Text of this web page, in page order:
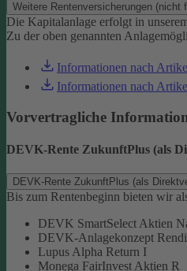
Weitere Rentenversicherungen (nicht
Die Kapitalanlage erfolgt in
Zu der oben genannten
Informationen nach
Informationen nach
Vorvertragliche
DEVK-Rente ZukunftPlus (als
DEVK-Rente ZukunftPlus (als
Bis zum Rentenbeginn bieten wir
DEVK SmartSelect Aktien
DEVK-Anlagekonzept
Lupus Alpha Return I
Monega FairInvest Aktien R